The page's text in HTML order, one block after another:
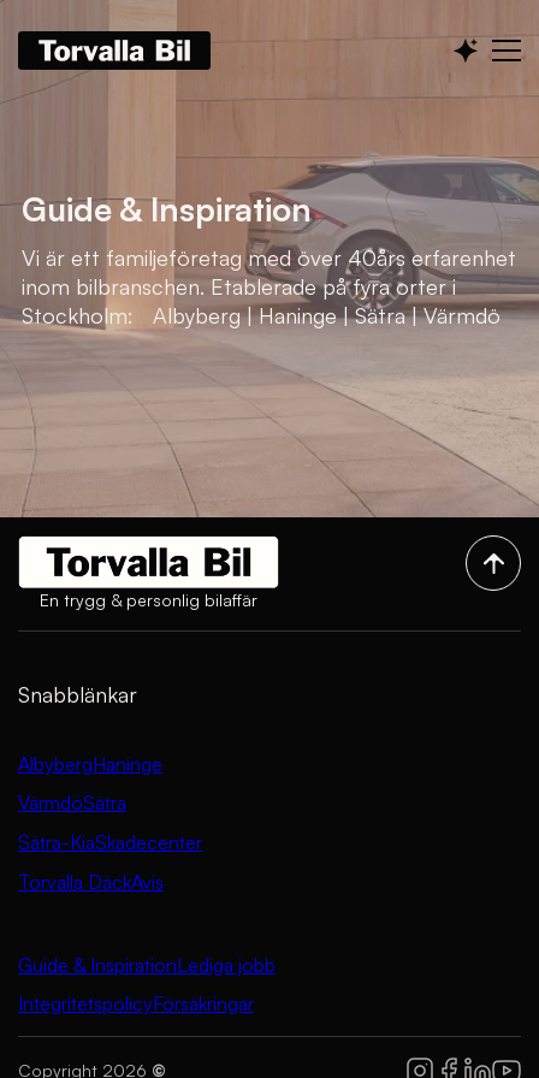
Guide & Inspiration
Vi är ett familjeföretag med över 40års erfarenhet
inom bilbranschen. Etablerade på fyra orter i
Stockholm: Albyberg | Haninge | Sätra | Värmdö
En trygg & personlig bilaffär
Snabblänkar
AlbybergHaninge
VärmdöSätra
Sätra-KiaSkadecenter
Torvalla DäckAvis
Guide & InspirationLediga jobb
IntegritetspolicyFörsäkringar
Copyright 2026 ©